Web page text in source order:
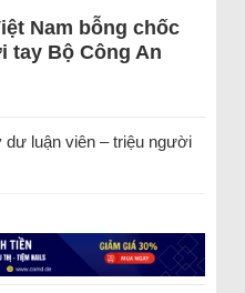
Nam bỗng chốc
tay Bộ Công An
dư luận viên – triệu người